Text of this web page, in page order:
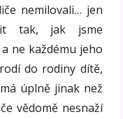
nemilovali… jen
tak, jak jsme
ne každému jeho
do rodiny dítě,
úplně jinak než
vědomě nesnaží